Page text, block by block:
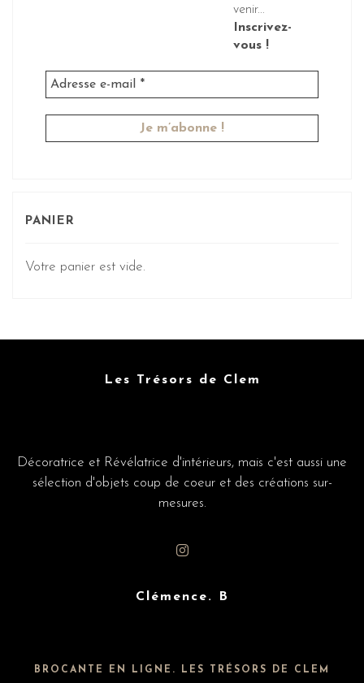
venir...
Inscrivez-
vous !
PANIER
Votre panier est vide.
Les Trésors de Clem
Décoratrice et Révélatrice d'intérieurs, mais c'est aussi une
sélection d'objets coup de coeur et des créations sur-
mesures.
Clémence. B
BROCANTE EN LIGNE. LES TRÉSORS DE CLEM